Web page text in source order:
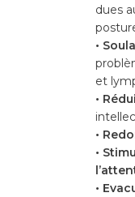
dues
•
et
•
•
•
•